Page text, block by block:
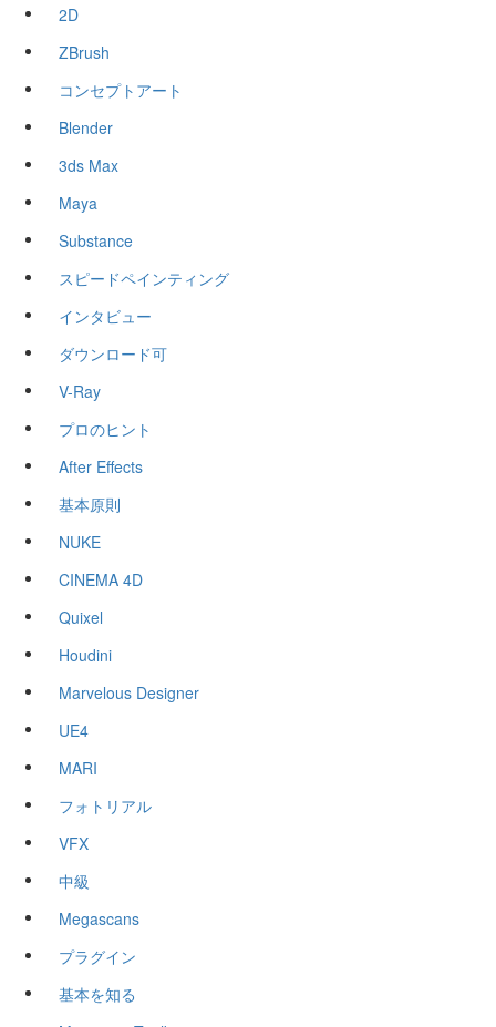
2D
ZBrush
コンセプトアート
Blender
3ds Max
Maya
Substance
スピードペインティング
インタビュー
ダウンロード可
V-Ray
プロのヒント
After Effects
基本原則
NUKE
CINEMA 4D
Quixel
Houdini
Marvelous Designer
UE4
MARI
フォトリアル
VFX
中級
Megascans
プラグイン
基本を知る